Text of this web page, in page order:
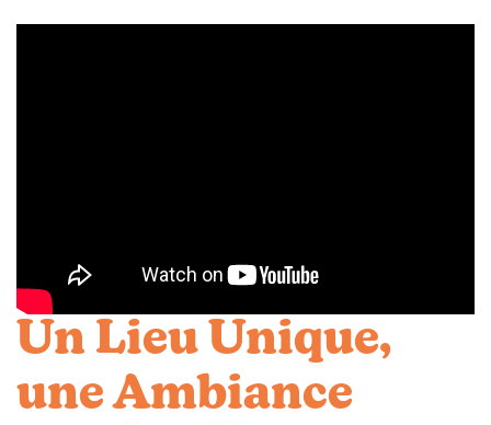
Un Lieu Unique,
une Ambiance